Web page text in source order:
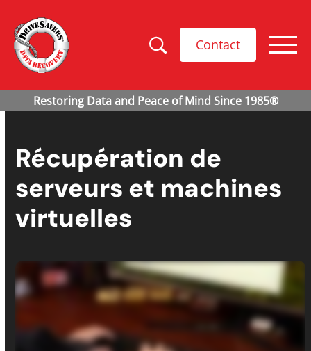
Contact
Récupération de
serveurs et machines
virtuelles